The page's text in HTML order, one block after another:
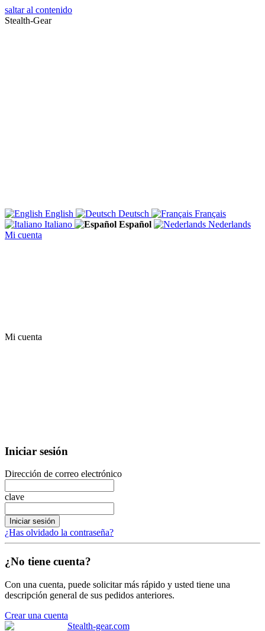
saltar al contenido
Stealth-Gear
English Deutsch
Français
Italiano
Español
Nederlands
Mi cuenta
Mi cuenta
Iniciar sesión
Dirección de correo electrónico
clave
Iniciar sesión
¿Has olvidado la contraseña?
¿No tiene cuenta?
Con una cuenta, puede solicitar más rápido y usted tiene una
descripción general de sus pedidos anteriores.
Crear una cuenta